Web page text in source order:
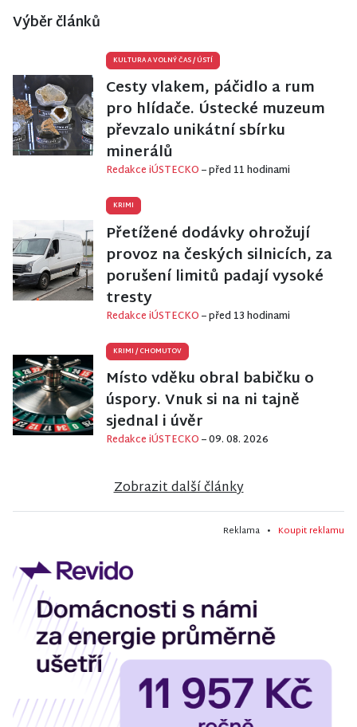
Výběr článků
KULTURA A VOLNÝ ČAS/ÚSTÍ
Cesty vlakem, páčidlo a rum
pro hlídače. Ústecké muzeum
převzalo unikátní sbírku
minerálů
Redakce iÚSTECKO– před 11 hodinami
KRIMI
Přetížené dodávky ohrožují
provoz na českých silnicích, za
porušení limitů padají vysoké
tresty
Redakce iÚSTECKO– před 13 hodinami
KRIMI /CHOMUTOV
Místo vděku obral babičku o
úspory. Vnuk si na ni tajně
sjednal i úvěr
Redakce iÚSTECKO– 09. 08. 2026
Zobrazit další články
Reklama • Koupit reklamu